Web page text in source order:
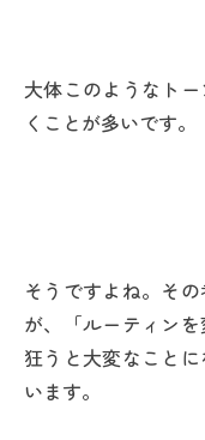
大体このようなト
くことが多いです。
そうですよね。そ
が、「ルーティン
狂うと大変なこと
います。